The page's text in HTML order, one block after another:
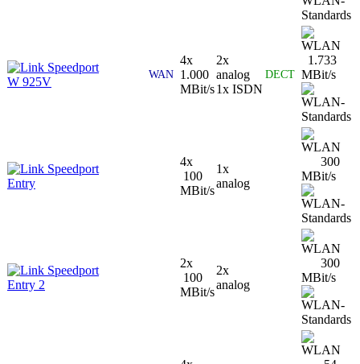
Speedport
W 925V
WAN
4x
1.000
MBit/s
2x
analog
1x ISDN
DECT
1.733
MBit/s
Speedport
Entry
4x
100
MBit/s
1x
analog
300
MBit/s
Speedport
Entry 2
2x
100
MBit/s
2x
analog
300
MBit/s